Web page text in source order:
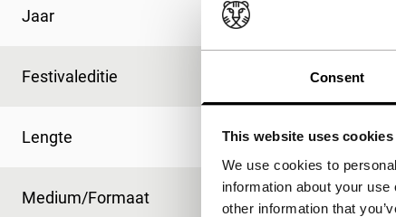
Consent
This website uses cookies
We use cookies to
information about your
other information that
Jaar
Festivaleditie IFFR 1990
Lengte 115'
Medium/Formaat -